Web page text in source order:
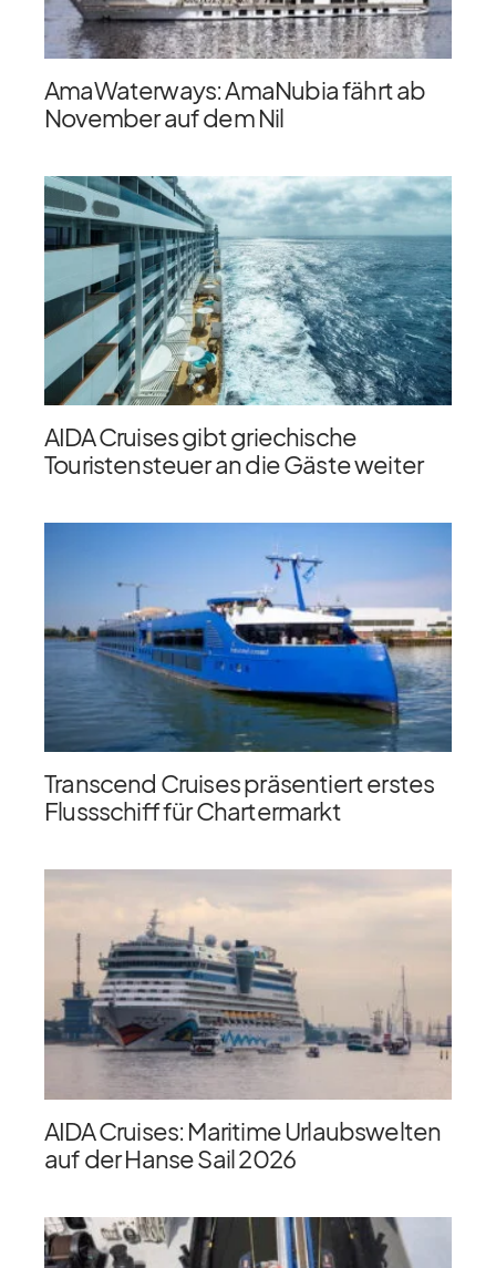
AmaWaterways: AmaNubia fährt ab
November auf dem Nil
AIDA Cruises gibt griechische
Touristensteuer an die Gäste weiter
Transcend Cruises präsentiert erstes
Flussschiff für Chartermarkt
AIDA Cruises: Maritime Urlaubswelten
auf der Hanse Sail 2026